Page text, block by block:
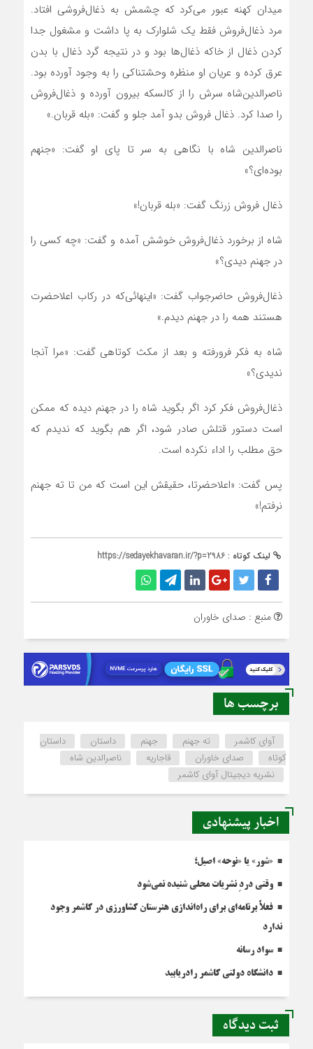
میدان کهنه عبور می‌کرد که چشمش به ذغال‌فروشی افتاد.
مرد ذغال‌فروش فقط یک شلوارک به پا داشت و مشغول جدا
کردن ذغال از خاکه ذغال‌ها بود و در نتیجه گرد ذغال با بدن
عرق کرده و عریان او منظره وحشتناکی را به وجود آورده بود.
ناصرالدین‌شاه سرش را از کالسکه بیرون آورده و ذغال‌فروش
را صدا کرد. ذغال فروش بدو آمد جلو و گفت: «بله قربان.»
ناصرالدین شاه با نگاهی به سر تا پای او گفت: «جنهم
بوده‌ای؟»
ذغال فروش زرنگ گفت: «بله قربان!»
شاه از برخورد ذغال‌فروش خوشش آمده و گفت: «چه کسی را
در جهنم دیدی؟»
ذغال‌فروش حاضرجواب گفت: «اینهائی‌که در رکاب اعلاحضرت
هستند همه را در جهنم دیدم.»
شاه به فکر فرورفته و بعد از مکث کوتاهی گفت: «مرا آنجا
ندیدی؟»
ذغال‌فروش فکر کرد اگر بگوید شاه را در جهنم دیده که ممکن
است دستور قتلش صادر شود، اگر هم بگوید که ندیدم که
حق مطلب را اداء نکرده است.
پس گفت: «اعلاحضرتا، حقیقش این است که من تا ته جهنم
نرفتم!»
لینک کوتاه : https://sedayekhavaran.ir/?p=2986
منبع : صدای خاوران
برچسب ها
آوای کاشمر ته جهنم جهنم داستان
داستان
کوتاه
صدای خاوران قاجاریه
ناصرالدین شاه
نشریه دیجیتال آوای کاشمر
اخبار پیشنهادی
«شور» یا «نوحه» اصیل؛
وقتی دردِ نشریات محلی شنیده نمی‌شود
فعلاً برنامه‌ای برای راه‌اندازی هنرستان کشاورزی در کاشمر وجود
ندارد
سواد رسانه
دانشگاه دولتی کاشمر‌ رادریابید
ثبت دیدگاه